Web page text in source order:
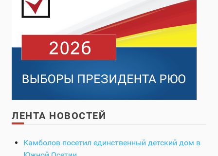
ЛЕНТА НОВОСТЕЙ
Камболов посетил единственный детский дом в